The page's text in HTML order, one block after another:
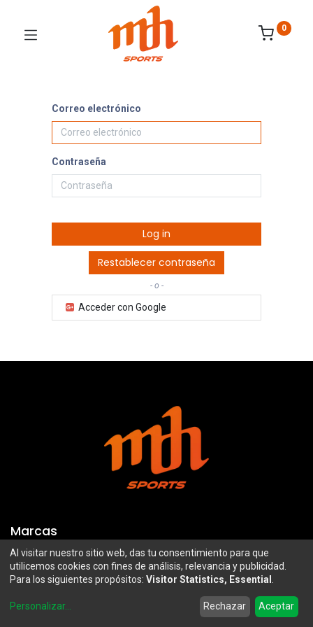
Wishlist Account
0
Correo electrónico
Contraseña
Log in
Restablecer contraseña
- o -
Acceder con Google
Marcas
Troy Lee Designs
100%
Airoh
Mazawi
SIDI
Al visitar nuestro sitio web, das tu consentimiento para que
utilicemos cookies con fines de análisis, relevancia y publicidad.
Para los siguientes propósitos: Visitor Statistics, Essential
Personalizar... Rechazar Aceptar